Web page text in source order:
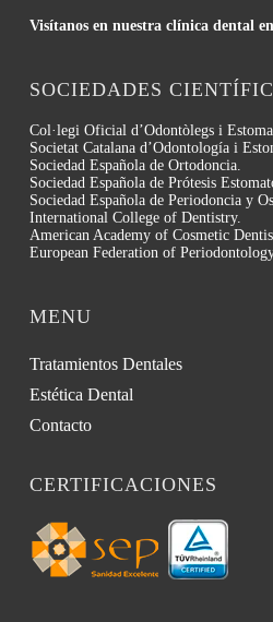
Visítanos en nuestra clínica dental
SOCIEDADES
Col·legi Oficial d’Odontòlegs i
Societat Catalana d’Odontología i
Sociedad Española de Ortodoncia.
Sociedad Española de Prótesis
Sociedad Española de Periodoncia y
International College of Dentistry.
American Academy of Cosmetic
European Federation of
MENU
Tratamientos Dentales
Estética Dental
Contacto
CERTIFICACIONES